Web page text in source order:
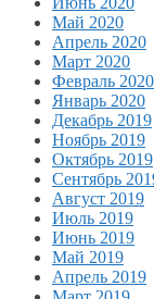
Май 2020
Апрель 2020
Март 2020
Февраль 2020
Январь 2020
Декабрь 2019
Ноябрь 2019
Октябрь 2019
Сентябрь
Август 2019
Июль 2019
Июнь 2019
Май 2019
Апрель 2019